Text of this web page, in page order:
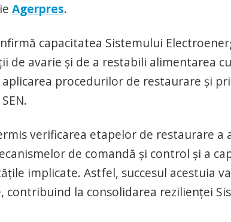
Agerpres.
capacitatea Sistemului
de avarie şi de a restabili alimentarea
procedurilor de restaurare şi
verificarea etapelor de restaurare a
de comandă şi control şi a
implicate. Astfel, succesul acestuia
contribuind la consolidarea rezilienţei